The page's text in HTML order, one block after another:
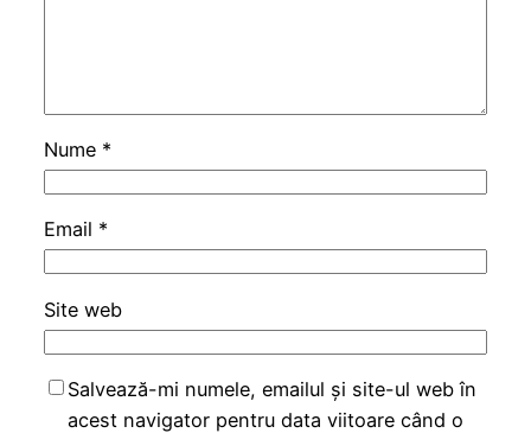
Nume *
Email *
Site web
Salvează-mi numele, emailul și site-ul web în
acest navigator pentru data viitoare când o